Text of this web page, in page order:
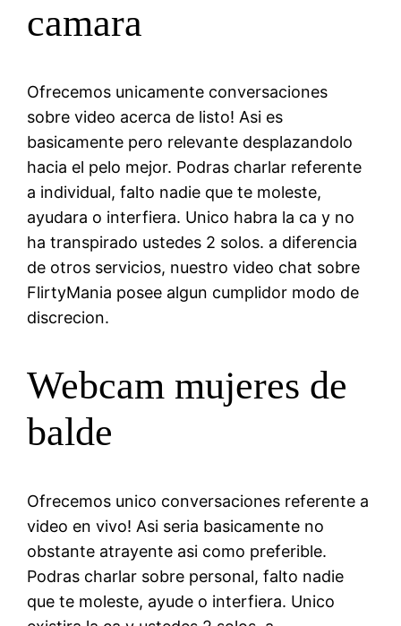
camara
Ofrecemos unicamente conversaciones
sobre video acerca de listo! Asi es
basicamente pero relevante desplazandolo
hacia el pelo mejor. Podras charlar referente
a individual, falto nadie que te moleste,
ayudara o interfiera. Unico habra la ca y no
ha transpirado ustedes 2 solos. a diferencia
de otros servicios, nuestro video chat sobre
FlirtyMania posee algun cumplidor modo de
discrecion.
Webcam mujeres de
balde
Ofrecemos unico conversaciones referente a
video en vivo! Asi seri­a basicamente no
obstante atrayente asi­ como preferible.
Podras charlar sobre personal, falto nadie
que te moleste, ayude o interfiera. Unico